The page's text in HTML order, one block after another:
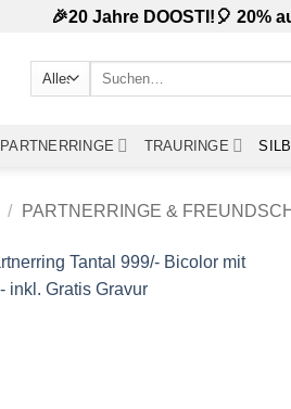
🎉20 Jahre DOOSTI!🎈 20%
Suchen
PARTNERRINGE TRAURINGE
/ PARTNERRINGE &